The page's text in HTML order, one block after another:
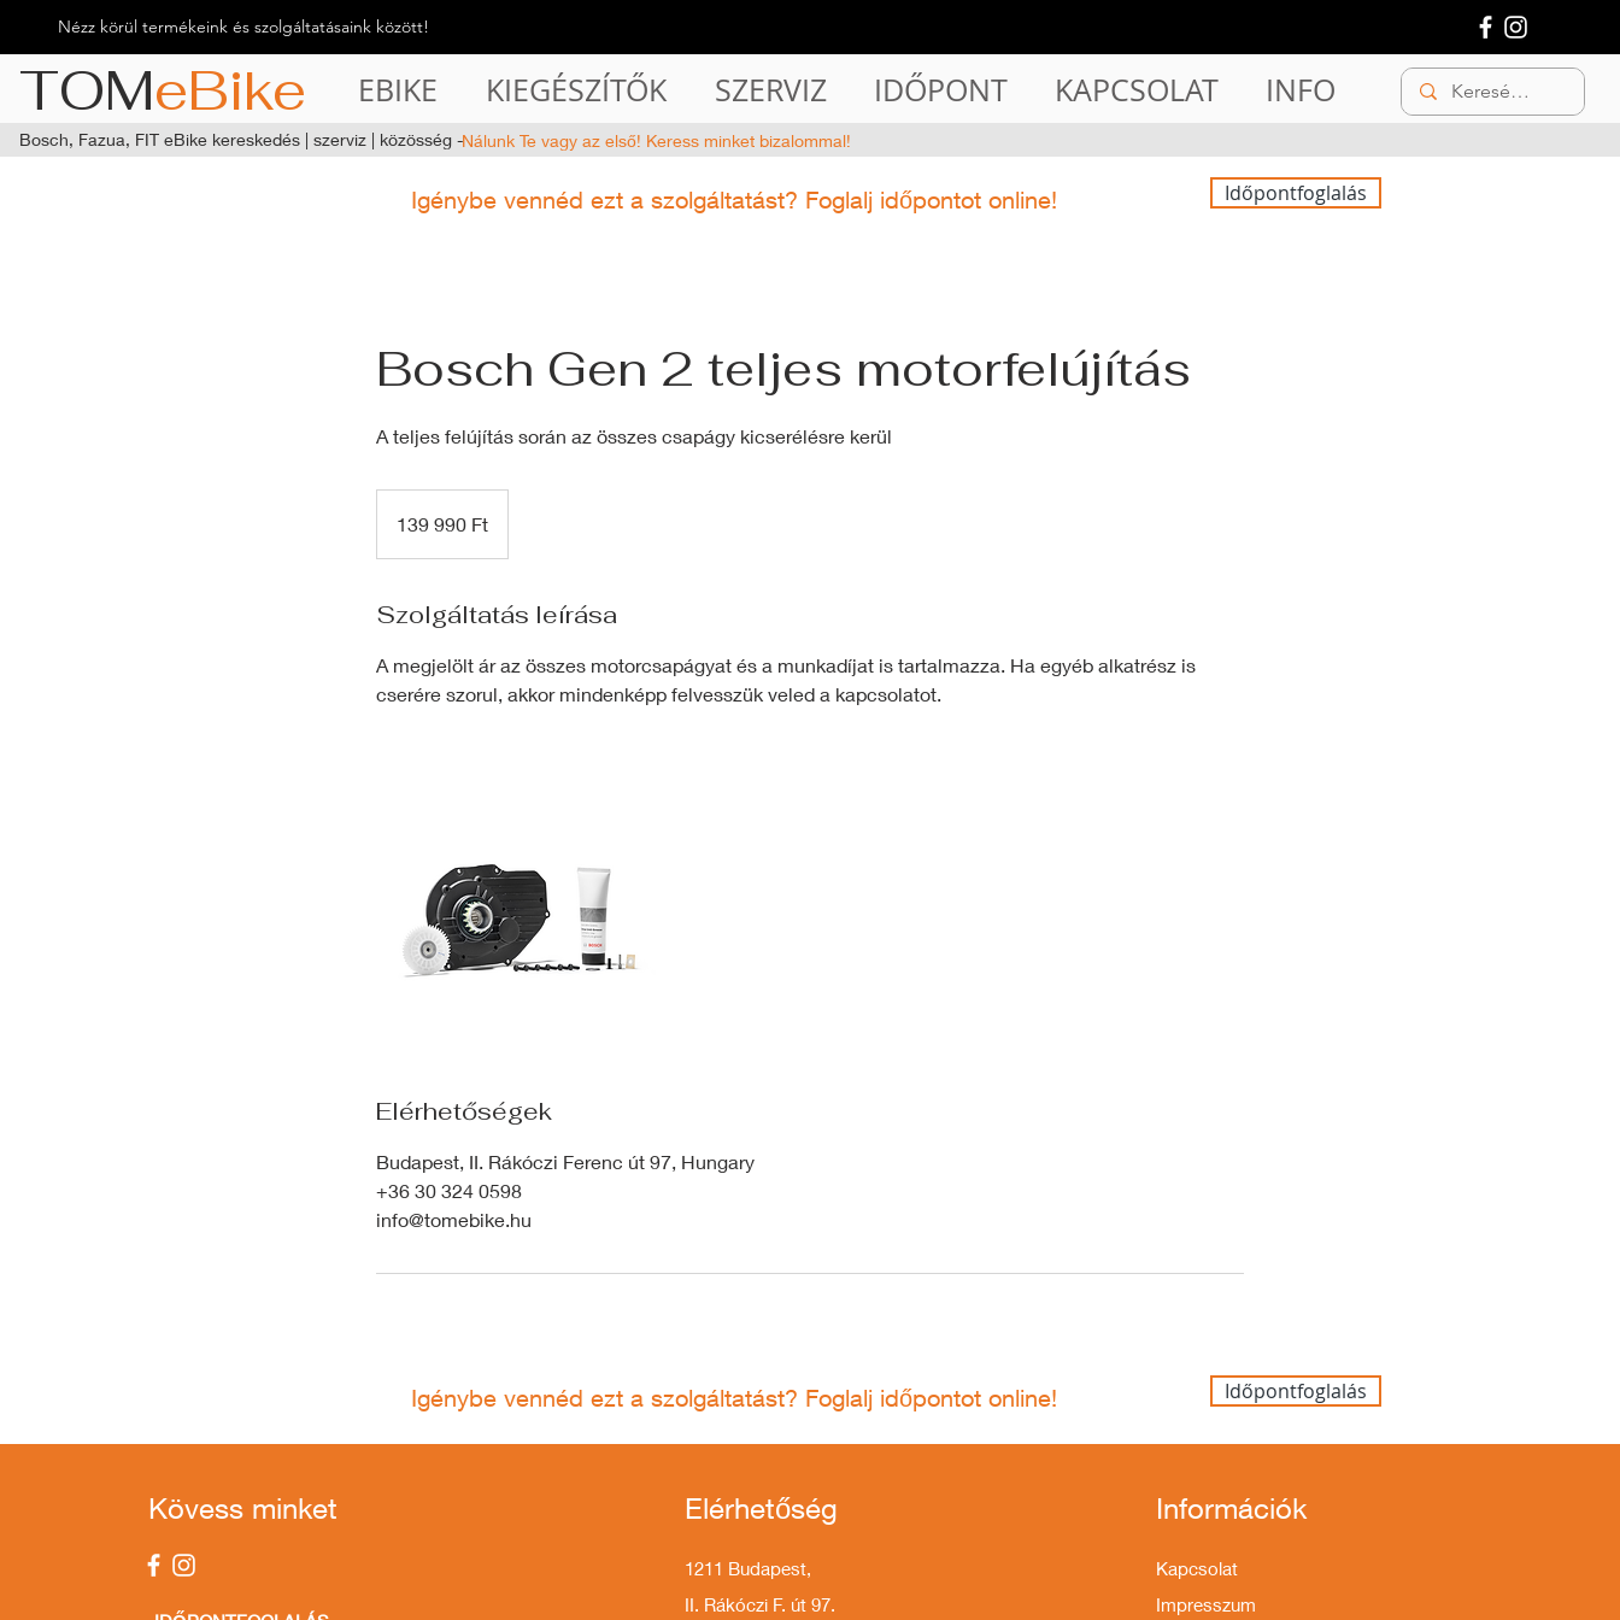
Nézz körül termékeink és szolgáltatásaink között!
EBIKE KIEGÉSZÍTŐK SZERVIZ IDŐPONT KAPCSOLAT INFO
Bosch, Fazua, FIT eBike kereskedés | szerviz | közösség -Nálunk Te vagy az első! Keress minket bizalommal!
TOMeBike
Igénybe vennéd ezt a szolgáltatást? Foglalj időpontot online! Időpontfoglalás
Bosch Gen 2 teljes motorfelújítás
A teljes felújítás során az összes csapágy kicserélésre kerül
forint139 990 Ft
Szolgáltatás leírása
A megjelölt ár az összes motorcsapágyat és a munkadíjat is tartalmazza. Ha egyéb alkatrész is
cserére szorul, akkor mindenképp felvesszük veled a kapcsolatot.
Elérhetőségek
Budapest, II. Rákóczi Ferenc út 97, Hungary
+36 30 324 0598
info@tomebike.hu
Igénybe vennéd ezt a szolgáltatást? Foglalj időpontot online! Időpontfoglalás
Kövess minket Elérhetőség
1211 Budapest,
II. Rákóczi F. út 97.
Információk
Kapcsolat
Impresszum